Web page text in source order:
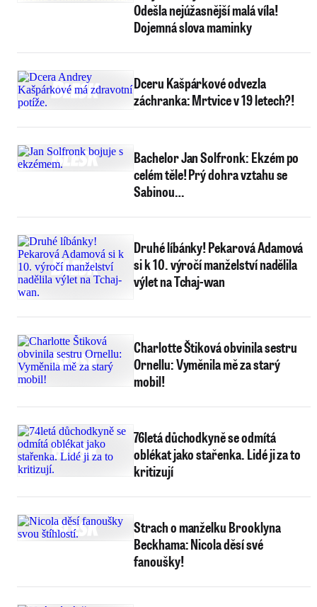
Odešla nejúžasnější malá víla!
Dojemná slova maminky
Dceru Kašpárkové odvezla
záchranka: Mrtvice v 19 letech?!
Bachelor Jan Solfronk: Ekzém po
celém těle! Prý dohra vztahu se
Sabinou…
Druhé líbánky! Pekarová Adamová
si k 10. výročí manželství nadělila
výlet na Tchaj-wan
Charlotte Štiková obvinila sestru
Ornellu: Vyměnila mě za starý
mobil!
76letá důchodkyně se odmítá
oblékat jako stařenka. Lidé ji za to
kritizují
Strach o manželku Brooklyna
Beckhama: Nicola děsí své
fanoušky!